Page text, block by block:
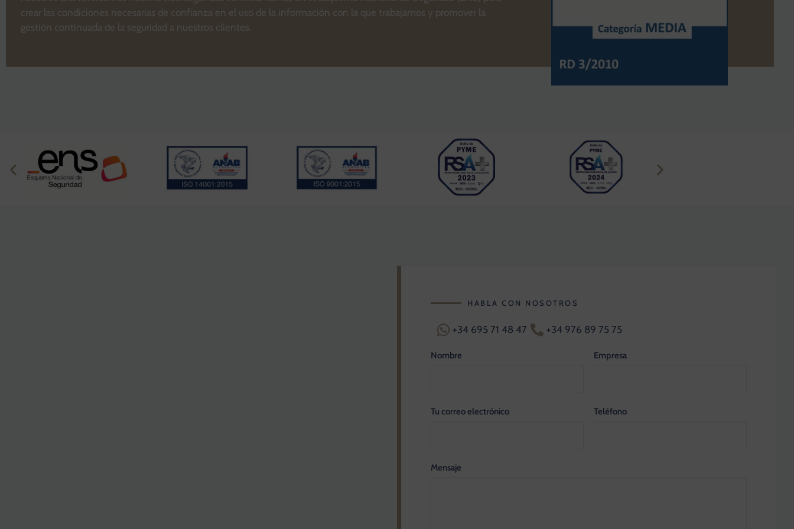
crear las condiciones necesarias de confianza en el uso de la información con la que trabajamos y promover la
gestión continuada de la seguridad a nuestros clientes.
HABLA CON NOSOTROS
+34 695 71 48 47 +34 976 89 75 75
Nombre Empresa
Tu correo electrónico Teléfono
Mensaje